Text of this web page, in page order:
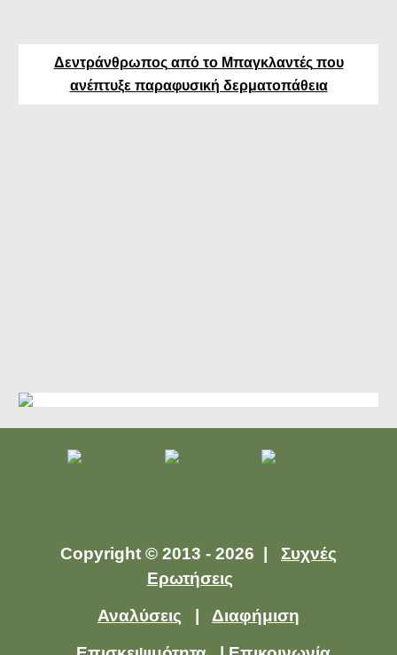
Δεντράνθρωποςαπό το Μπαγκλαντέςπου
ανέπτυξε παραφυσική δερματοπάθεια
Copyright © 2013 - 2026 | Συχνές
Ερωτήσεις
Αναλύσεις
Διαφήμιση